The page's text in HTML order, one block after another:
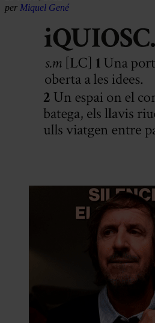
per Miquel Gené